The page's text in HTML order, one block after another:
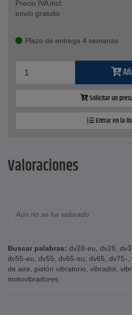
Precio IVA incl.
envío gratuito
Plazo de entrega 4 semanas
Solicitar un
Entrar en la
Valoraciones
Aún no se ha valorado
Buscar palabras: dv28-eu, dv28,
dv55-eu, dv55, dv65-eu, dv65, dv75-,
de aire, pistón vibratorio, vibrador,
motovibradores